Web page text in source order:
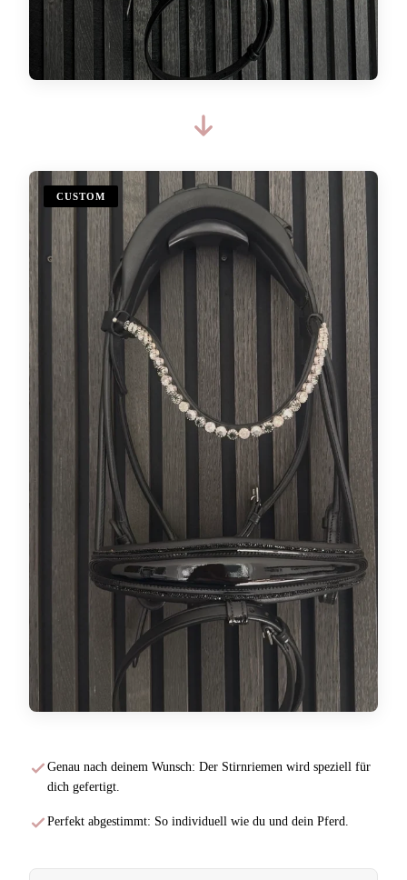
CUSTOM
Genau nach deinem Wunsch: Der Stirnriemen wird speziell für
dich gefertigt.
Perfekt abgestimmt: So individuell wie du und dein Pferd.